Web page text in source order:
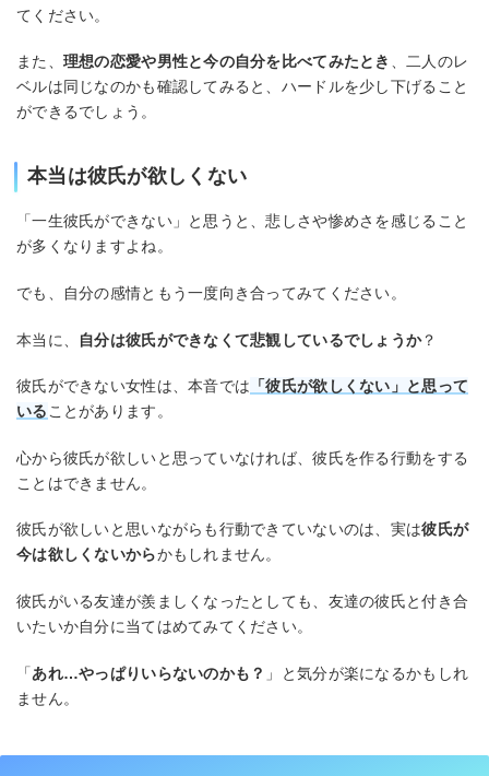
てください。
また、 理想の恋愛や男性と今の自分を比べてみたとき 、二人のレ
ベルは同じなのかも確認してみると、ハードルを少し下げること
ができるでしょう。
本当は彼氏が欲しくない
「一生彼氏ができない」と思うと、悲しさや惨めさを感じること
が多くなりますよね。
でも、自分の感情ともう一度向き合ってみてください。
本当に、 自分は彼氏ができなくて悲観しているでしょうか？
彼氏ができない女性は、本音では 「彼氏が欲しくない」と思って
いる ことがあります。
心から彼氏が欲しいと思っていなければ、彼氏を作る行動をする
ことはできません。
彼氏が欲しいと思いながらも行動できていないのは、実は彼氏が
今は欲しくないからかもしれません。
彼氏がいる友達が羨ましくなったとしても、友達の彼氏と付き合
いたいか自分に当てはめてみてください。
「あれ…やっぱりいらないのかも？ 」と気分が楽になるかもしれ
ません。